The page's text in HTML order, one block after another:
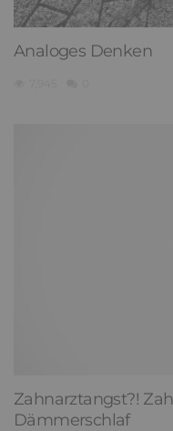
Analoges Denken
Zahnarztangst?!
Dämmerschlaf